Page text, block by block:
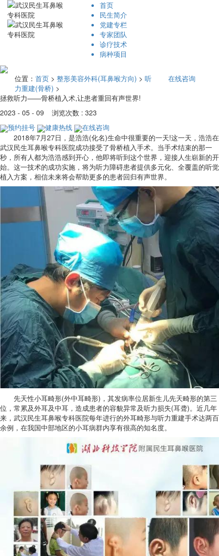
首页
民生简介
党建专栏
专家团队
诊疗技术
病种项目
位置： 首页 > 整形美容外科(耳鼻喉方向) > 听
力重建(骨桥) >
在线咨询
拯救听力——骨桥植入术,让患者重回有声世界!
2023 - 05 - 09 浏览次数 : 323
预约挂号
健康热线
在线咨询
2018年7月27日，是浩浩(化名)生命中很重要的一天!这一天，浩浩在
武汉民生耳鼻喉专科医院成功接受了骨桥植入手术。当手术结束的那一
秒，所有人都为浩浩感到开心，他即将听到这个世界，迎接人生崭新的开
始。这一技术的成功实施，将为听力障碍患者提供多元化、全覆盖的听觉
植入方案，相信未来将会帮助更多的患者回归有声世界。
先天性小耳畸形(外中耳畸形)，其发病率位居新生儿先天畸形的第三
位，常累及外耳及中耳，造成患者的容貌异常及听力损失(耳聋)。近几年
来，武汉民生耳鼻喉专科医院每年进行的外耳畸形与听力重建手术达两百
余例，在我国中部地区的小耳病群内享有很高的知名度。